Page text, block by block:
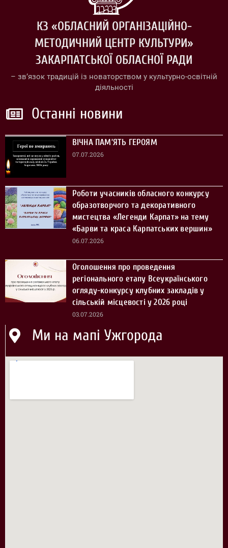
КЗ «ОБЛАСНИЙ ОРГАНІЗАЦІЙНО-
МЕТОДИЧНИЙ ЦЕНТР КУЛЬТУРИ»
ЗАКАРПАТСЬКОЇ ОБЛАСНОЇ РАДИ
– зв’язок традицій із новаторством у культурно-освітній
діяльності
Останні новини
ВІЧНА ПАМ’ЯТЬ ГЕРОЯМ
07.07.2026
Роботи учасників обласного конкурсу
образотворчого та декоративного
мистецтва «Легенди Карпат» на тему
«Барви та краса Карпатських вершин»
06.07.2026
Оголошення про проведення
регіонального етапу Всеукраїнського
огляду-конкурсу клубних закладів у
сільській місцевості у 2026 році
03.07.2026
Ми на мапі Ужгорода